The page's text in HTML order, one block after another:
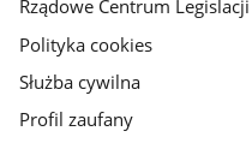
Rządowe Centrum Legislacji
Polityka cookies
Służba cywilna
Profil zaufany